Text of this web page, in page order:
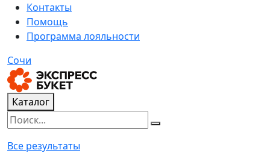
Контакты
Помощь
Программа лояльности
Сочи
Каталог
Все результаты